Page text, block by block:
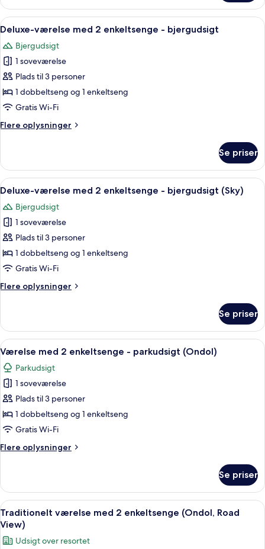
værelse
med
2
(Road
View)
Indlæs
alle
billeder
af
Deluxe-
værelse
med
enkeltsenge
Et moderne hotelværelse med en
5
Deluxe-værelse med 2 enkeltsenge - bjergudsigt
Bjergudsigt
1 soveværelse
Plads til 3 personer
1 dobbeltseng og 1 enkeltseng
Gratis Wi-Fi
Flere oplysninger
Flere
værelse
med
2
-
bjergudsigt
Se priser
Indlæs
alle
billeder
af
Deluxe-
værelse
med
enkeltsenge
(Sky)
Et hotelværelse med to senge, et
6
Deluxe-værelse med 2 enkeltsenge - bjergudsigt (Sky)
Bjergudsigt
1 soveværelse
Plads til 3 personer
1 dobbeltseng og 1 enkeltseng
Gratis Wi-Fi
Flere oplysninger
Flere
værelse
med
2
enkeltsenge
bjergudsigt
(Sky)
Se priser
Indlæs
alle
billeder
af
Værelse
med
2
-
Et hotelværelse med et
5
Værelse med 2 enkeltsenge - parkudsigt (Ondol)
Parkudsigt
1 soveværelse
Plads til 3 personer
1 dobbeltseng og 1 enkeltseng
Gratis Wi-Fi
Flere oplysninger
Flere
med
enkeltsenge
-
parkudsigt
(Ondol)
Se priser
Indlæs
alle
billeder
Allergivenligt sengetøj, pengeskab
4
Traditionelt værelse med 2 enkeltsenge (Ondol, Road
View)
Udsigt over resortet